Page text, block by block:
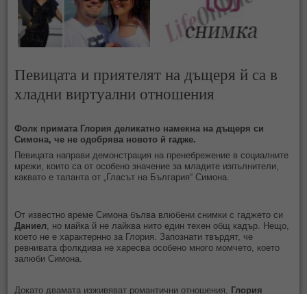
Певицата и приятелят на дъщеря й са в
хладни виртуални отношения
Фолк примата Глория деликатно намекна на дъщеря си
Симона, че не одобрява новото й гадже.
Певицата направи демонстрация на пренебрежение в социалните
мрежи, които са от особено значение за младите изпълнители,
каквато е таланта от „Гласът на България“ Симона.
От известно време Симона бълва влюбени снимки с гаджето си
Даниел , но майка й не лайква нито един техен общ кадър. Нещо,
което не е характернно за Глория. Запознати твърдят, че
ревнивата фолкдива не харесва особено много момчето, което
залюби Симона.
Докато двамата изживяват романтични отношения, Глория